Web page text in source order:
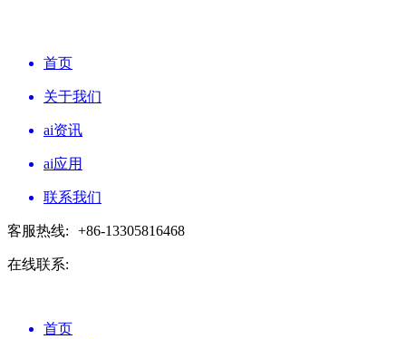
首页
关于我们
ai资讯
ai应用
联系我们
客服热线: +86-13305816468
在线联系:
首页